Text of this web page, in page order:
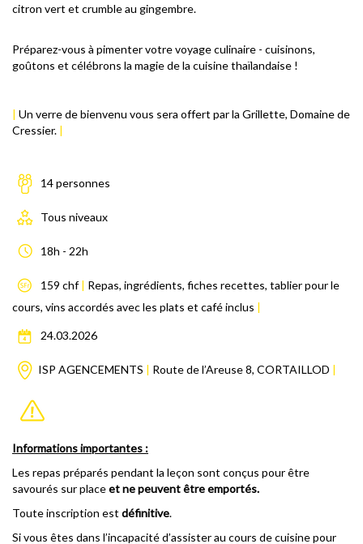
citron vert et crumble au gingembre.
Préparez-vous à pimenter votre voyage culinaire - cuisinons,
goûtons et célébrons la magie de la cuisine thaïlandaise !
| Un verre de bienvenu vous sera offert par la Grillette, Domaine de
Cressier. |
14 personnes
Tous niveaux
18h - 22h
159 chf| Repas, ingrédients, fiches recettes, tablier pour le
cours, vins accordés avec les plats et café inclus |
24.03.2026
ISP AGENCEMENTS | Route de l’Areuse 8, CORTAILLOD |
Informations importantes :
Les repas préparés pendant la leçon sont conçus pour être
savourés sur placeet ne peuvent être emportés.
Toute inscription est définitive.
Si vous êtes dans l’incapacité d’assister au cours de cuisine pour